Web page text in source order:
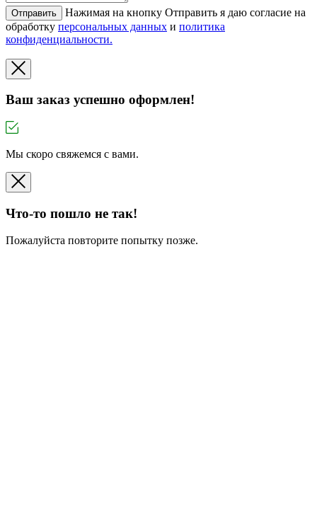
Отправить
Нажимая на кнопку Отправить я даю согласие на
обработку персональных данных и политикa
конфиденциальности.
Ваш заказ успешно оформлен!
Мы скоро свяжемся с вами.
Что-то пошло не так!
Пожалуйста повторите попытку позже.